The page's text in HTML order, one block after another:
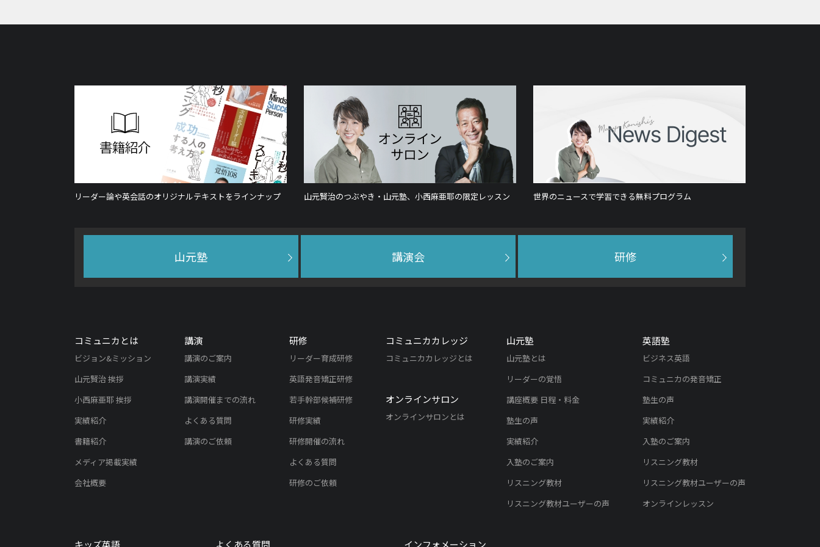
リーダー論や英会話のオリジナルテキストをラインナップ 山元賢治のつぶやき・山元塾、小西麻亜耶の限定レッスン 世界のニュースで学習できる無料プログラム
山元塾 講演会 研修
コミュニカとは
ビジョン&ミッション
山元賢治 挨拶
小西麻亜耶 挨拶
実績紹介
書籍紹介
メディア掲載実績
会社概要
講演
講演のご案内
講演実績
講演開催までの流れ
よくある質問
講演のご依頼
研修
リーダー育成研修
英語発音矯正研修
若手幹部候補研修
研修実績
研修開催の流れ
よくある質問
研修のご依頼
コミュニカカレッジ
コミュニカカレッジとは
オンラインサロン
オンラインサロンとは
山元塾
山元塾とは
リーダーの覚悟
講座概要 日程・料金
塾生の声
実績紹介
入塾のご案内
リスニング教材
リスニング教材ユーザーの声
英語塾
ビジネス英語
コミュニカの発音矯正
塾生の声
実績紹介
入塾のご案内
リスニング教材
リスニング教材ユーザーの声
オンラインレッスン
キッズ英語 よくある質問 インフォメーション